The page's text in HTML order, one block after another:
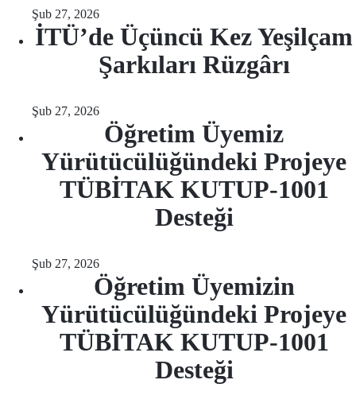
Şub 27, 2026
İTÜ’de Üçüncü Kez Yeşilçam
Şarkıları Rüzgârı
Şub 27, 2026
Öğretim Üyemiz
Yürütücülüğündeki Projeye
TÜBİTAK KUTUP-1001
Desteği
Şub 27, 2026
Öğretim Üyemizin
Yürütücülüğündeki Projeye
TÜBİTAK KUTUP-1001
Desteği